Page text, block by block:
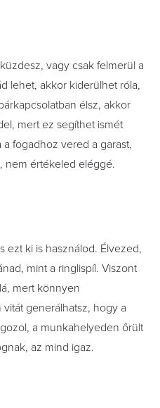
vagy csak felmerül a
lehet, akkor kiderülhet róla,
élsz, akkor
mert ez segíthet ismét
fogadhoz vered a garast,
nem értékeled eléggé.
ezt ki is használod. Élvezed,
mint a ringlispíl. Viszont
mert könnyen
generálhatsz, hogy a
a munkahelyeden őrült
az mind igaz.